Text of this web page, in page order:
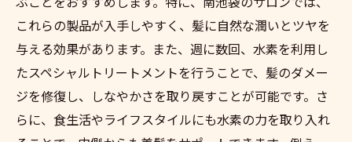
これらの製品が入手しやすく、髪に自然な潤いとツヤを
与える効果があります。また、週に数回、水素を利用し
たスペシャルトリートメントを行うことで、髪のダメー
ジを修復し、しなやかさを取り戻すことが可能です。さ
らに、食生活やライフスタイルにも水素の力を取り入れ